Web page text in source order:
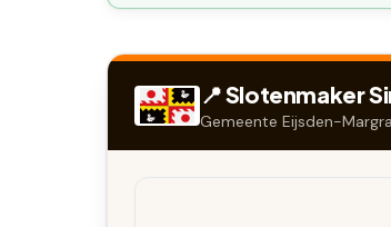
📍 Slotenmaker
Gemeente Eijsden-